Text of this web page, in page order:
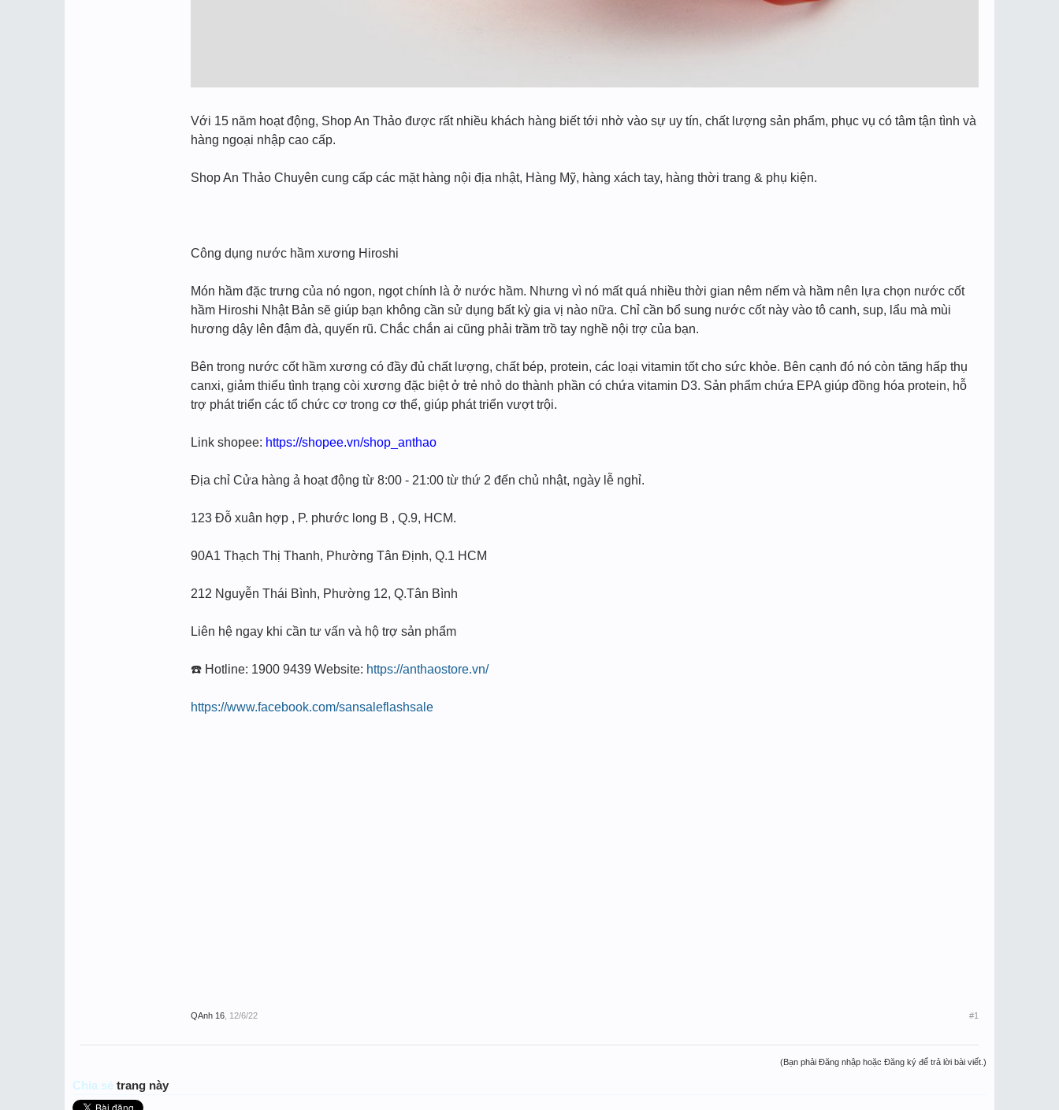
Với 15 năm hoạt động, Shop An Thảo được rất nhiều khách hàng biết tới nhờ vào sự uy tín, chất lượng sản phẩm, phục vụ có tâm tận tình và
hàng ngoại nhập cao cấp.
Shop An Thảo Chuyên cung cấp các mặt hàng nội địa nhật, Hàng Mỹ, hàng xách tay, hàng thời trang & phụ kiện.
Công dụng nước hầm xương Hiroshi
Món hầm đặc trưng của nó ngon, ngọt chính là ở nước hầm. Nhưng vì nó mất quá nhiều thời gian nêm nếm và hầm nên lựa chọn nước cốt
hầm Hiroshi Nhật Bản sẽ giúp bạn không cần sử dụng bất kỳ gia vị nào nữa. Chỉ cần bổ sung nước cốt này vào tô canh, sup, lẩu mà mùi
hương dậy lên đậm đà, quyến rũ. Chắc chắn ai cũng phải trầm trồ tay nghề nội trợ của bạn.
Bên trong nước cốt hầm xương có đầy đủ chất lượng, chất bép, protein, các loại vitamin tốt cho sức khỏe. Bên cạnh đó nó còn tăng hấp thụ
canxi, giảm thiểu tình trạng còi xương đặc biệt ở trẻ nhỏ do thành phần có chứa vitamin D3. Sản phẩm chứa EPA giúp đồng hóa protein, hỗ
trợ phát triển các tổ chức cơ trong cơ thể, giúp phát triển vượt trội.
Link shopee: https://shopee.vn/shop_anthao
Địa chỉ Cửa hàng ả hoạt động từ 8:00 - 21:00 từ thứ 2 đến chủ nhật, ngày lễ nghỉ.
123 Đỗ xuân hợp , P. phước long B , Q.9, HCM.
90A1 Thạch Thị Thanh, Phường Tân Định, Q.1 HCM
212 Nguyễn Thái Bình, Phường 12, Q.Tân Bình
Liên hệ ngay khi cần tư vấn và hộ trợ sản phẩm
☎️ Hotline: 1900 9439 Website: https://anthaostore.vn/
https://www.facebook.com/sansaleflashsale
QAnh 16 12/6/22 #1
(Bạn phải Đăng nhập hoặc Đăng ký để trả lời bài viết.)
Chia sẻ trang này